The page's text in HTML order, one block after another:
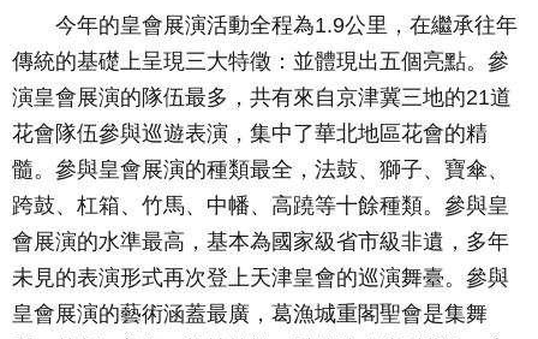
今年的皇會展演活動全程為1.9公里，在繼承往年
傳統的基礎上呈現三大特徵：並體現出五個亮點。參
演皇會展演的隊伍最多，共有來自京津冀三地的21道
花會隊伍參與巡遊表演，集中了華北地區花會的精
髓。參與皇會展演的種類最全，法鼓、獅子、寶傘、
跨鼓、杠箱、竹馬、中幡、高蹺等十餘種類。參與皇
會展演的水準最高，基本為國家級省市級非遺，多年
未見的表演形式再次登上天津皇會的巡演舞臺。參與
皇會展演的藝術涵蓋最廣，葛漁城重閣聖會是集舞